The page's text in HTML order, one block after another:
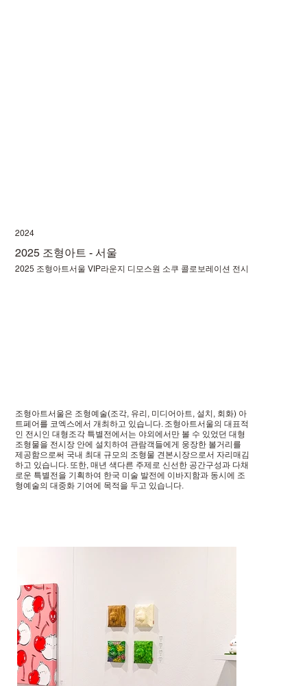
2025 조형아트서울 VIP라운지 디모스원 소쿠 콜로보레이션 전시
2025 조형아트 - 서울
2024
조형아트서울은 조형예술(조각, 유리, 미디어아트, 설치, 회화) 아
트페어를 코엑스에서 개최하고 있습니다. 조형아트서울의 대표적
인 전시인 대형조각 특별전에서는 야외에서만 볼 수 있었던 대형
조형물을 전시장 안에 설치하여 관람객들에게 웅장한 볼거리를
제공함으로써 국내 최대 규모의 조형물 견본시장으로서 자리매김
하고 있습니다. 또한, 매년 색다른 주제로 신선한 공간구성과 다채
로운 특별전을 기획하여 한국 미술 발전에 이바지함과 동시에 조
형예술의 대중화 기여에 목적을 두고 있습니다.